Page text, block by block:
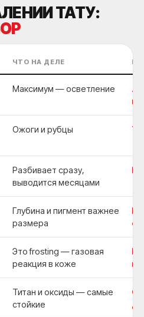
ТАТУ:
ЧТО НА ДЕЛЕ
Максимум — осветление
Ожоги и рубцы
Разбивает сразу,
выводится месяцами
Глубина и пигмент важнее
размера
Это frosting — газовая
реакция в коже
Титан и оксиды — самые
стойкие